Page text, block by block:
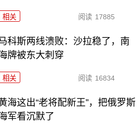
相关 阅读 17885
科斯两线溃败：沙拉稳了，南
牌被东大刺穿
相关 阅读 16834
海这出“老将配新王”，把俄罗斯
军看沉默了